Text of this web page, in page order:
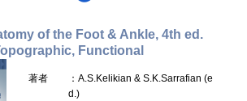
of the Foot & Ankle, 4th ed.
Functional
著者
：A.S.Kelikian & S.K.Sarrafian (e
d.)